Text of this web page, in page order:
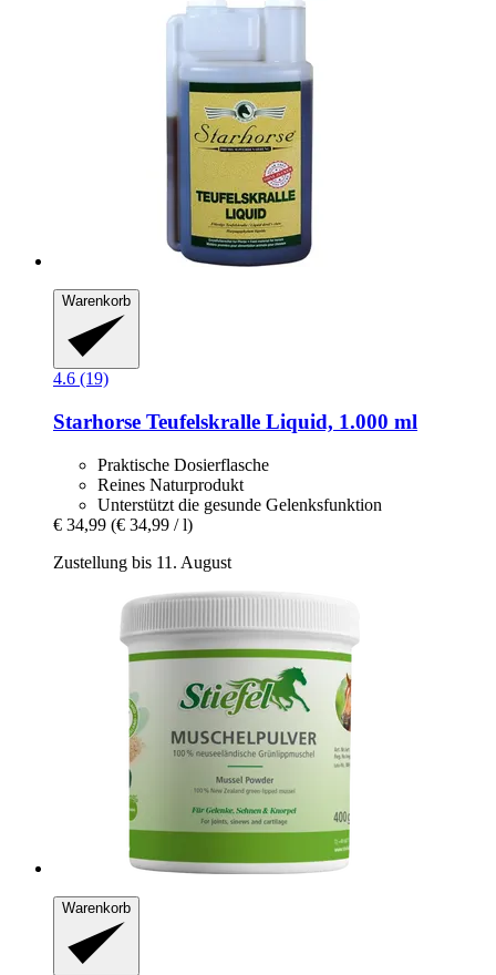
Warenkorb
4.6 (19)
Starhorse Teufelskralle Liquid, 1.000 ml
Praktische Dosierflasche
Reines Naturprodukt
Unterstützt die gesunde Gelenksfunktion
€ 34,99 (€ 34,99 / l)
Zustellung bis 11. August
Warenkorb